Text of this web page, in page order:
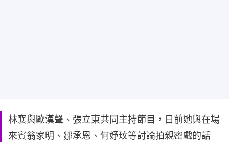
林襄與歐漢聲、張立東共同主持節目，日前她與在場
來賓翁家明、鄒承恩、何妤玟等討論拍親密戲的話